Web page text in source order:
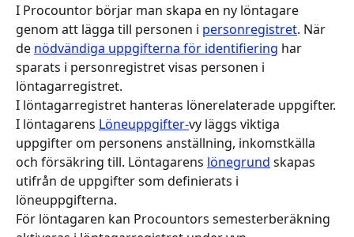
I Procountor börjar man skapa en ny löntagare
genom att lägga till personen i personregistret. När
de nödvändiga uppgifterna för identifiering har
sparats i personregistret visas personen i
löntagarregistret.
I löntagarregistret hanteras lönerelaterade uppgifter.
I löntagarens Löneuppgifter-vy läggs viktiga
uppgifter om personens anställning, inkomstkälla
och försäkring till. Löntagarens lönegrund skapas
utifrån de uppgifter som definierats i
löneuppgifterna.
För löntagaren kan Procountors semesterberäkning